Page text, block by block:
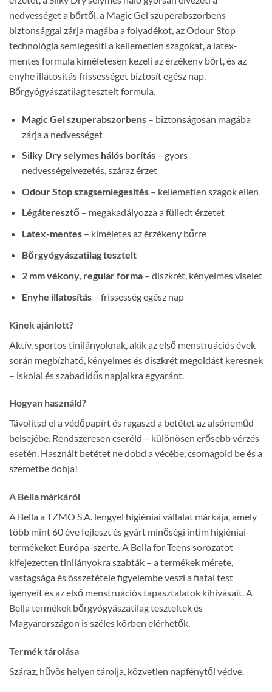
nedvességet a bőrtől, a Magic Gel szuperabszorbens
biztonsággal zárja magába a folyadékot, az Odour Stop
technológia semlegesíti a kellemetlen szagokat, a latex-
mentes formula kíméletesen kezeli az érzékeny bőrt, és az
enyhe illatosítás frissességet biztosít egész nap.
Bőrgyógyászatilag tesztelt formula.
Magic Gel szuperabszorbens– biztonságosan magába
zárja a nedvességet
Silky Dry selymes hálós borítás– gyors
nedvességelvezetés, száraz érzet
Odour Stop szagsemlegesítés– kellemetlen szagok ellen
Légáteresztő– megakadályozza a fülledt érzetet
Latex-mentes– kíméletes az érzékeny bőrre
Bőrgyógyászatilag tesztelt
2 mm vékony, regular forma– diszkrét, kényelmes viselet
Enyhe illatosítás– frissesség egész nap
Kinek ajánlott?
Aktív, sportos tinilányoknak, akik az első menstruációs évek
során megbízható, kényelmes és diszkrét megoldást keresnek
– iskolai és szabadidős napjaikra egyaránt.
Hogyan használd?
Távolítsd el a védőpapírt és ragaszd a betétet az alsóneműd
belsejébe. Rendszeresen cseréld – különösen erősebb vérzés
esetén. Használt betétet ne dobd a vécébe, csomagold be és a
szemétbe dobja!
A Bella márkáról
A Bella a TZMO S.A. lengyel higiéniai vállalat márkája, amely
több mint 60 éve fejleszt és gyárt minőségi intim higiéniai
termékeket Európa-szerte. A Bella for Teens sorozatot
kifejezetten tinilányokra szabták – a termékek mérete,
vastagsága és összetétele figyelembe veszi a fiatal test
igényeit és az első menstruációs tapasztalatok kihívásait. A
Bella termékek bőrgyógyászatilag teszteltek és
Magyarországon is széles körben elérhetők.
Termék tárolása
Száraz, hűvös helyen tárolja, közvetlen napfénytől védve.